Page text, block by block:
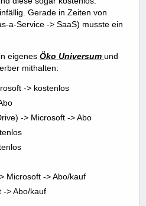
Gerade in Zeiten von
a-Service -> SaaS) musste ein
eigenes Öko Universum und
mithalten:
-> kostenlos
-> Microsoft -> Abo
Microsoft -> Abo/kauf
-> Abo/kauf